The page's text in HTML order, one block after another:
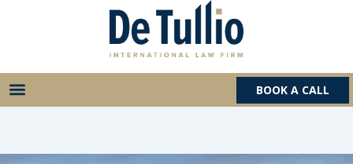
BOOK A CALL